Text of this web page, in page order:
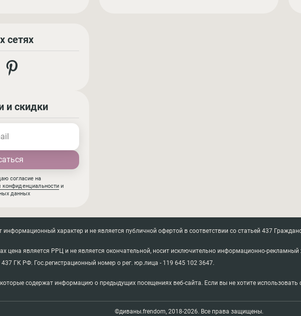
сетях
и скидки
согласие на
конфиденциальности и
данных
характер и не является публичной офертой в соответствии со статьей 437
цена является РРЦ и не является окончательной, носит исключительно информационно-
437 ГК РФ. Гос.регистрационный номер о рег. юр.лица - 119 645 102 3647.
содержат информацию о предыдущих посещениях веб-сайта. Если вы не хотите использовать
©диваны.frendom, 2018-2026. Все права защищены.